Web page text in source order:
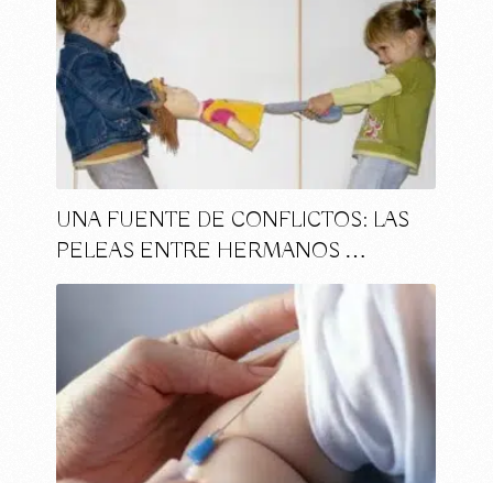
UNA FUENTE DE CONFLICTOS: LAS
PELEAS ENTRE HERMANOS …